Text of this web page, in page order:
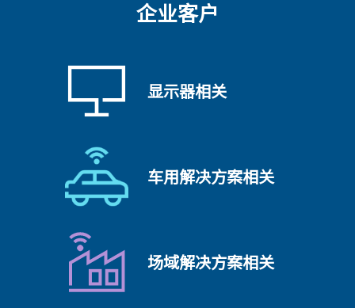
企业客户
显示器相关
车用解决方案相关
场域解决方案相关